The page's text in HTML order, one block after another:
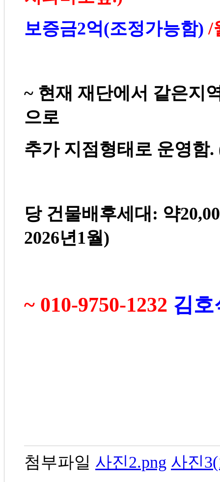
보증금2억(조정가능함) /
~ 현재 재단에서 같은지
으로
추가 지점형태로 운영함.
당 건물배후세대 : 약
2026년1월)
~ 010-9750-1232 김
첨부파일 사진2.png 사진